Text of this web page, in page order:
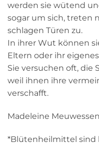
werden sie wütend
sogar um sich, treten
schlagen Türen zu.
In ihrer Wut können
Eltern oder ihr
Sie versuchen oft, die
weil ihnen ihre
verschafft.
Madeleine Meuwessen
*Blütenheilmittel sind